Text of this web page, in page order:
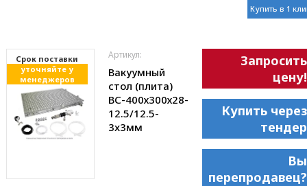
Купить в 1
Cрок поставки
уточняйте у
менеджеров
Артикул:
Вакуумный
стол (плита)
ВС-400х300х28-
12.5/12.5-
3x3мм
Запросить
цену!
Купить через
тендер
Вы
перепродавец?